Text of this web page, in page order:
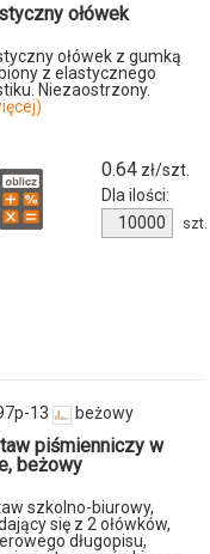
ołówek
ołówek z gumką
z elastycznego
Niezaostrzony.
0.64zł/szt.
Dla ilości:
Ilość
produktu
szt.
13 beżowy
piśmienniczy w
beżowy
szkolno-biurowy,
się z 2 ołówków,
długopisu,